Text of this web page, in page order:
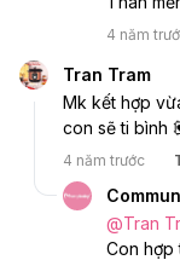
4 năm
Tran Tram
Mk kết hợp
con sẽ ti bình
4 năm trước
@Tran
Con hợp